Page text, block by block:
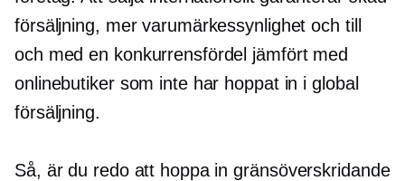
försäljning, mer varumärkessynlighet och till
och med en konkurrensfördel jämfört med
onlinebutiker som inte har hoppat in i global
försäljning.
Så, är du redo att hoppa ingränsöverskridande